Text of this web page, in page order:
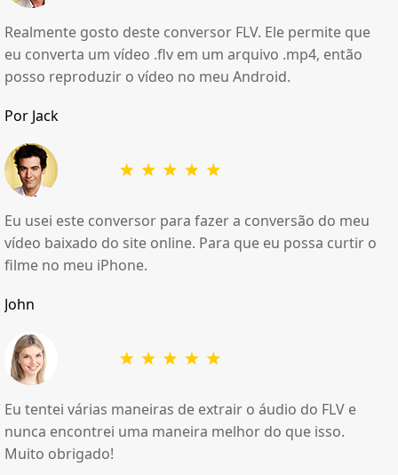
Realmente gosto deste conversor FLV. Ele permite que
eu converta um vídeo .flv em um arquivo .mp4, então
posso reproduzir o vídeo no meu Android.
Por Jack
Eu usei este conversor para fazer a conversão do meu
vídeo baixado do site online. Para que eu possa curtir o
filme no meu iPhone.
John
Eu tentei várias maneiras de extrair o áudio do FLV e
nunca encontrei uma maneira melhor do que isso.
Muito obrigado!